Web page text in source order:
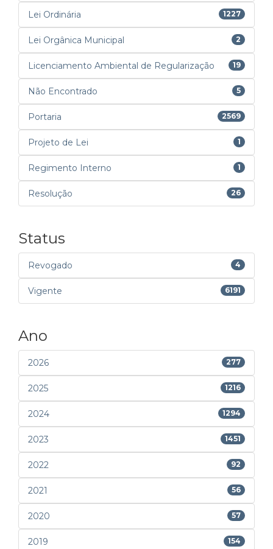
Lei Ordinária 1227
Lei Orgânica Municipal 2
Licenciamento Ambiental de Regularização 19
Não Encontrado 5
Portaria 2569
Projeto de Lei 1
Regimento Interno 1
Resolução 26
Status
Revogado 4
Vigente 6191
Ano
2026 277
2025 1216
2024 1294
2023 1451
2022 92
2021 56
2020 57
2019 154